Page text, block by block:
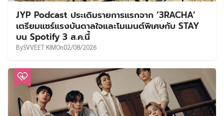
JYP Podcast ประเดิมรายการแรกจาก ‘3RACHA’
เตรียมแชร์แรงบันดาลใจและโมเมนต์พิเศษกับ STAY
บน Spotify 3 ส.ค.นี้
BySVVEET KIMOn02/08/2026